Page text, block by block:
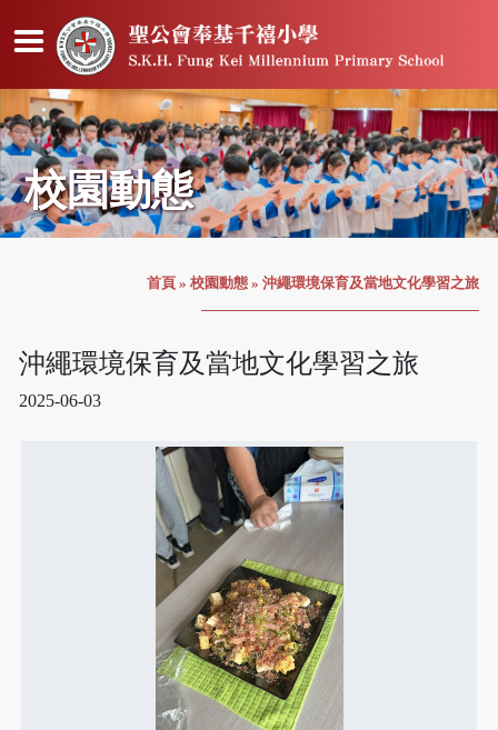
校園動態
首頁 » 校園動態 » 沖繩環境保育及當地文化學習之旅
沖繩環境保育及當地文化學習之旅
2025-06-03